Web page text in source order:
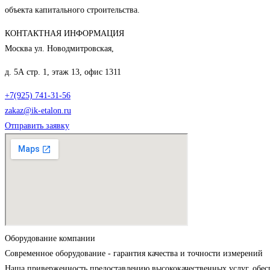
объекта капитального строительства.
КОНТАКТНАЯ ИНФОРМАЦИЯ
Москва ул. Новодмитровская,
д. 5А стр. 1, этаж 13, офис 1311
+7(925) 741-31-56
zakaz@ik-etalon.ru
Отправить заявку
Оборудование компании
Современное оборудование - гарантия качества и точности измерений